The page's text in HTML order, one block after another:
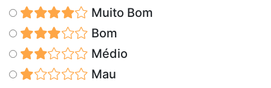
Muito Bom
Bom
Médio
Mau